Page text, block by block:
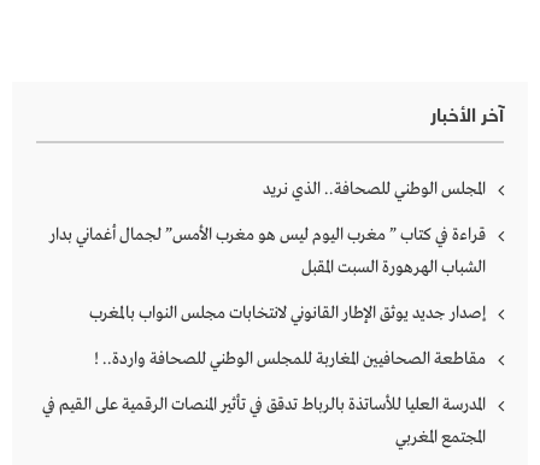
آخر الأخبار
المجلس الوطني للصحافة.. الذي نريد
قراءة في كتاب ” مغرب اليوم ليس هو مغرب الأمس” لجمال أغماني بدار
الشباب الهرهورة السبت المقبل
إصدار جديد يوثق الإطار القانوني لانتخابات مجلس النواب بالمغرب
مقاطعة الصحافيين المغاربة للمجلس الوطني للصحافة واردة.. !
المدرسة العليا للأساتذة بالرباط تدقق في تأثير المنصات الرقمية على القيم في
المجتمع المغربي